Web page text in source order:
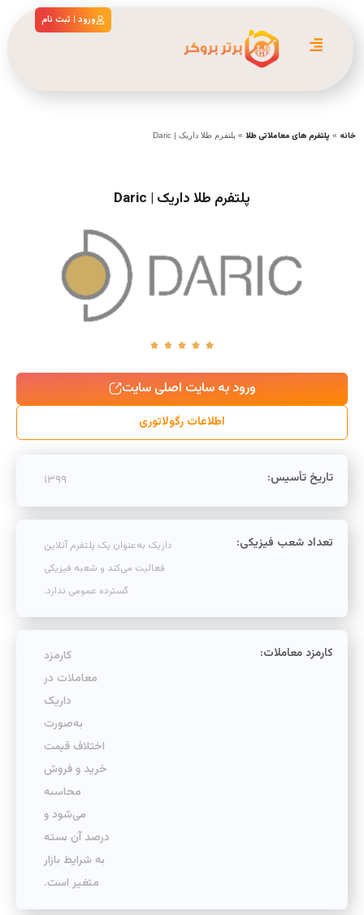
ورود | ثبت نام
خانه » پلتفرم های معاملاتی طلا » پلتفرم طلا داریک | Daric
پلتفرم طلا داریک | Daric
ورود به سایت اصلی سایت
اطلاعات رگولاتوری
تاریخ تأسیس: ۱۳۹۹
تعداد شعب فیزیکی:
داریک به‌عنوان یک پلتفرم آنلاین
فعالیت می‌کند و شعبه فیزیکی
گسترده عمومی ندارد.
کارمزد معاملات:
کارمزد
معاملات در
داریک
به‌صورت
اختلاف قیمت
خرید و فروش
محاسبه
می‌شود و
درصد آن بسته
به شرایط بازار
متغیر است.